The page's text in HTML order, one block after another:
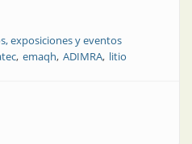
exposiciones y eventos
emaqh ADIMRA litio
eventos